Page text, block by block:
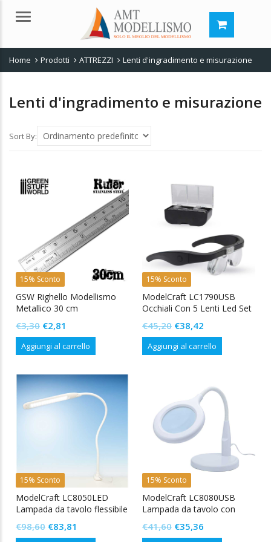
Menu
Home Prodotti ATTREZZI Lenti d'ingradimento e misurazione
Lenti d'ingradimento e misurazione
Sort By:
15% Sconto
GSW Righello Modellismo
Metallico 30 cm
€3,30 Il
prezzo
originale
€3,30.
€2,81
prezzo
attuale
€2,81.
Aggiungi al carrello
15% Sconto
ModelCraft LC1790USB
Occhiali Con 5 Lenti Led Set
€45,20 Il
prezzo
originale
€38,42
prezzo
attuale
Aggiungi al carrello
15% Sconto
ModelCraft LC8050LED
Lampada da tavolo flessibile
€98,60 Il
€83,81
15% Sconto
ModelCraft LC8080USB
Lampada da tavolo con
€41,60 Il
€35,36